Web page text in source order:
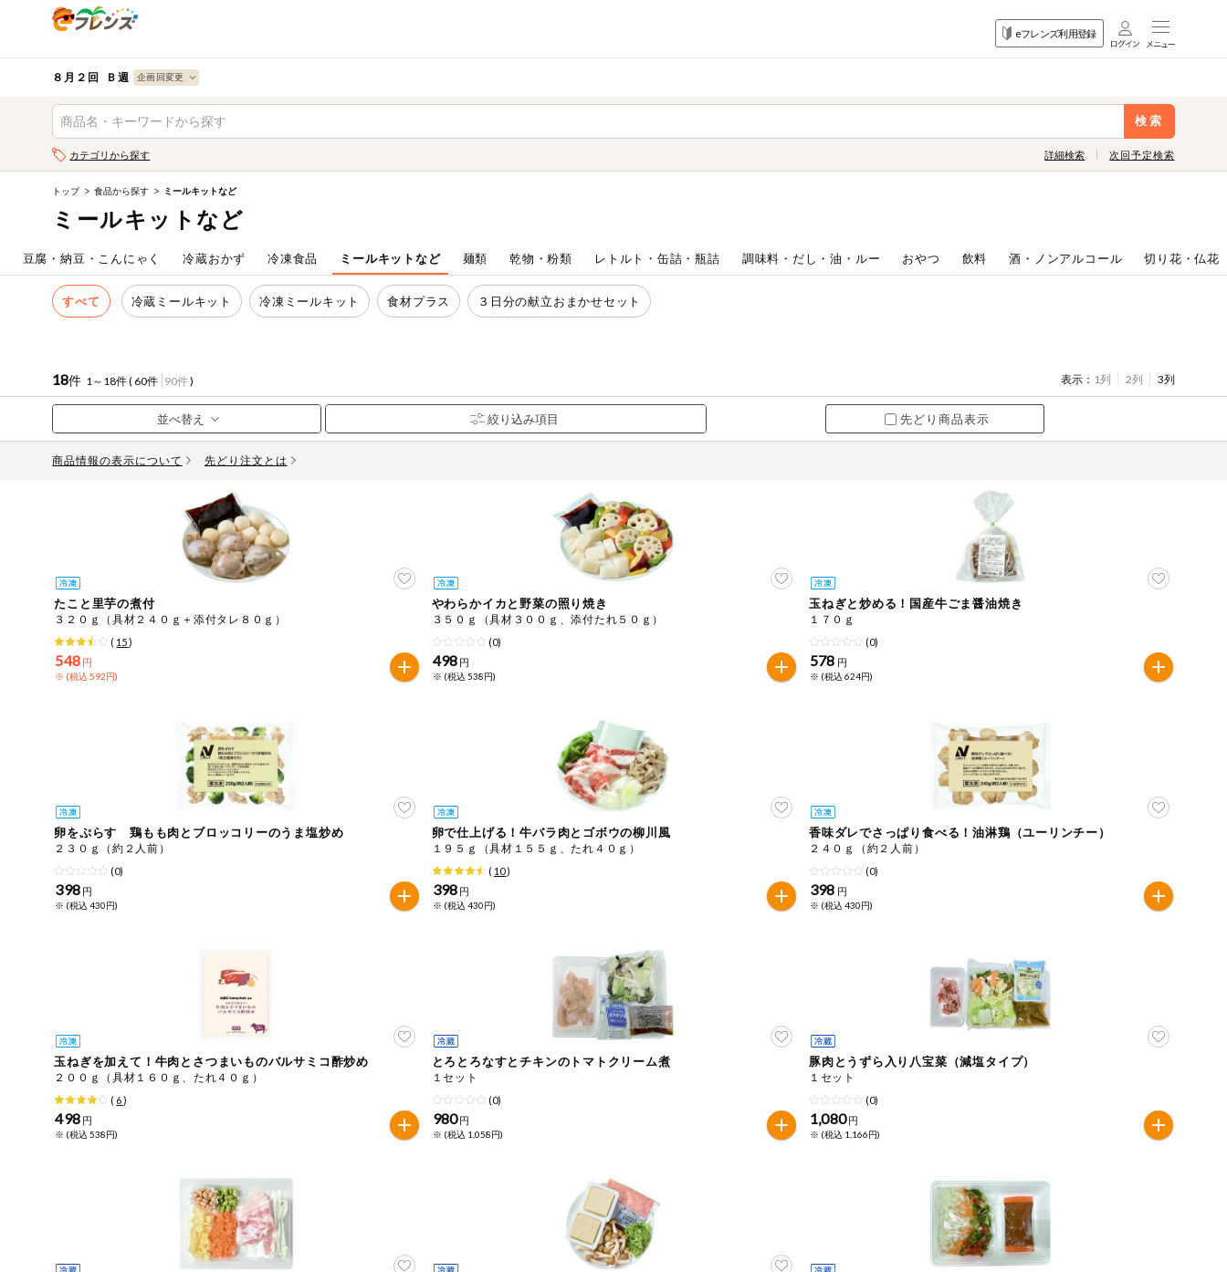
eフレンズ利用登録
ログイン
生協加入はこちら
登録から開始まで
注文番号注文
お気に入り注文
注文履歴注文
先着限定から探す
人気カテゴリ
食品から探す
毎週自動お届け商品
毎週自動お届け商品を確認する
専門ショップサイト
コープしがのサービス
８月２回 Ｂ週
検索
果物
肉・ハム・ソ
ーセージ
魚介・加工品
米・雑穀など
パン・ジャム
豆腐・納豆・
こんにゃく
ミールキット
など
麺類
おやつ
飲料
ティッシュ・
トイレットペ
ーパー
果物すべて
カテゴリから探す 詳細検索
検索条件を指定してください。全項目に条件を指定しなくても検索できます。
キーワード
キーワードをすべて含む
いずれかのキーワードを含む
メーカー名
カテゴリ
アレルゲン情報
特定原材料と特定原材料に準ずるものが含まれていない商品を検索できます。
特定原材料
小麦 落花生 えび
あわび カシューナッツ ごま
さば バナナ もも
アレルゲン情報は、商品企画時の情報のため、ご使用前には必ず商品パッケージの表示をご確認ください。
特定原材料に準ずるものは、お取引先から情報提供のあった範囲でのお知らせです。
次回予定検索
トップ 食品から探す ミールキットなど
ミールキットなど
豆腐・納豆・こんにゃく 冷蔵おかず 冷凍食品 ミールキットなど 麺類 乾物・粉類 レトルト・缶詰・瓶詰 調味料・だし・油・ルー おやつ 飲料 酒・ノンアルコール 切り花・仏花
すべて 冷蔵ミールキット 冷凍ミールキット 食材プラス ３日分の献立おまかせセット
18件 1～18件 ( 60件 90件) 表示： 1列 2列 3列
先どり商品表示
商品情報の表示について 先どり注文とは
たこと里芋の煮付
３２０ｇ（具材２４０ｇ＋添付タレ８０ｇ）
( 15)
548 円
※ (税込 592円)
やわらかイカと野菜の照り焼き
３５０ｇ（具材３００ｇ、添付たれ５０ｇ）
(0)
498 円
※ (税込 538円)
玉ねぎと炒める！国産牛ごま醤油焼き
１７０ｇ
(0)
578 円
※ (税込 624円)
卵をぷらす 鶏もも肉とブロッコリーのうま塩炒め
２３０ｇ（約２人前）
(0)
398 円
※ (税込 430円)
卵で仕上げる！牛バラ肉とゴボウの柳川風
１９５ｇ（具材１５５ｇ、たれ４０ｇ）
( 10)
398 円
※ (税込 430円)
香味ダレでさっぱり食べる！油淋鶏（ユーリンチー）
２４０ｇ（約２人前）
(0)
398 円
※ (税込 430円)
玉ねぎを加えて！牛肉とさつまいものバルサミコ酢炒め
２００ｇ（具材１６０ｇ、たれ４０ｇ）
( 6)
498 円
※ (税込 538円)
とろとろなすとチキンのトマトクリーム煮
１セット
(0)
980 円
※ (税込 1,058円)
豚肉とうずら入り八宝菜（減塩タイプ）
１セット
(0)
1,080 円
※ (税込 1,166円)